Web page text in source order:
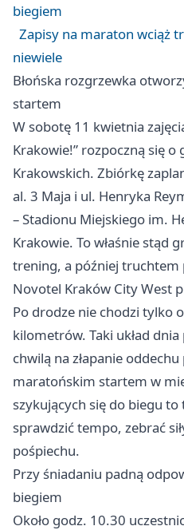
biegiem
Zapisy na maraton wciąż
niewiele
Błońska rozgrzewka
startem
W sobotę 11 kwietnia
Krakowie!” rozpoczną się o
Krakowskich. Zbiórkę
al. 3 Maja i ul. Henryka
– Stadionu Miejskiego im.
Krakowie. To właśnie stąd
trening, a później truchtem
Novotel Kraków City West
Po drodze nie chodzi tylko
kilometrów. Taki układ
chwilą na złapanie
maratońskim startem w
szykujących się do biegu
sprawdzić tempo, zebrać
pośpiechu.
Przy śniadaniu padną
biegiem
Około godz. 10.30